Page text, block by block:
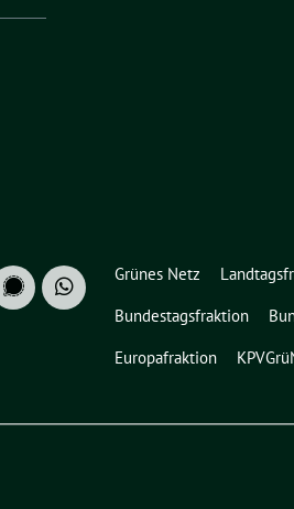
Grünes Netz
Bundestagsfraktion
Europafraktion